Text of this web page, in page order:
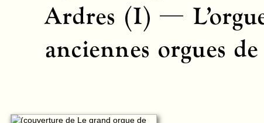
Ardres (I) —
anciennes orgues